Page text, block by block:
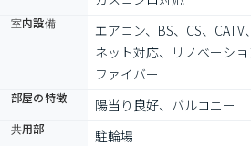
室内設備
エアコン、BS、CS、
ネット対応、リノベーシ
ファイバー
部屋の特徴 陽当り良好、バルコニー
共用部 駐輪場